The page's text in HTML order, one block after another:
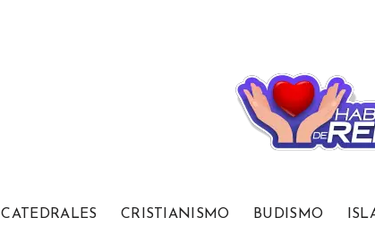
CATEDRALES CRISTIANISMO BUDISMO